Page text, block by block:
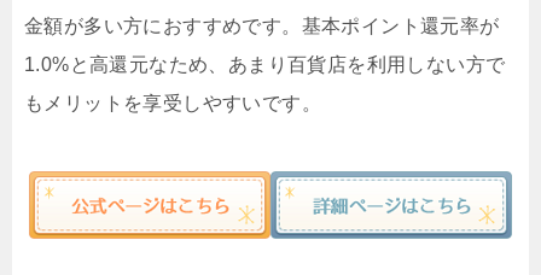
金額が多い方におすすめです。基本ポイント還元率が
1.0%と高還元なため、あまり百貨店を利用しない方で
もメリットを享受しやすいです。